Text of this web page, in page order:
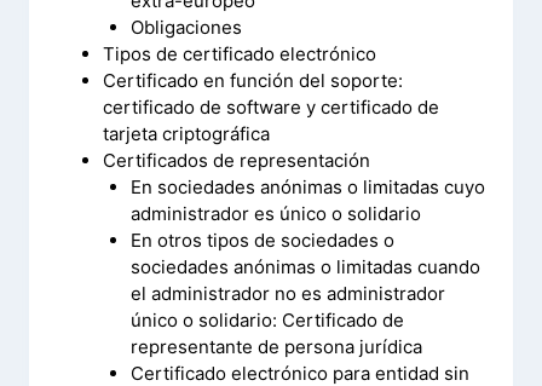
Obligaciones
Tipos de certificado electrónico
Certificado en función del soporte:
certificado de software y certificado de
tarjeta criptográfica
Certificados de representación
En sociedades anónimas o limitadas cuyo
administrador es único o solidario
En otros tipos de sociedades o
sociedades anónimas o limitadas cuando
el administrador no es administrador
único o solidario: Certificado de
representante de persona jurídica
Certificado electrónico para entidad sin